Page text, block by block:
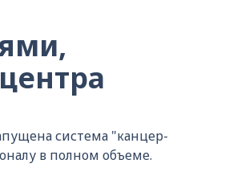
система "канцер-
в полном объеме.